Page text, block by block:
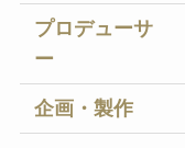
プロデューサ
ー
企画・製作